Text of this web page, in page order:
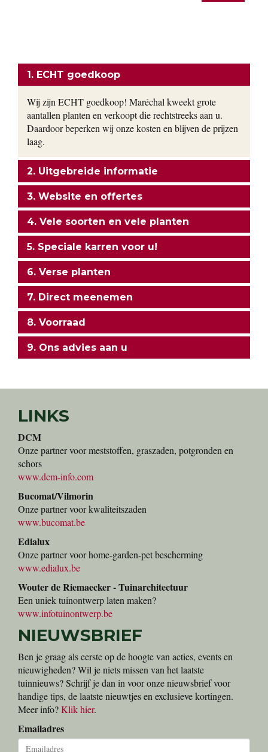
1. ECHT goedkoop
Wij zijn ECHT goedkoop! Maréchal kweekt grote
aantallen planten en verkoopt die rechtstreeks aan u.
Daardoor beperken wij onze kosten en blijven de prijzen
laag.
2. Uitgebreide informatie
3. Website en offertes
4. Vele soorten en vele planten
5. Speciale karren voor u!
6. Verse planten
7. Direct meenemen
8. Voorraad
9. Ons advies aan u
LINKS
DCM
Onze partner voor meststoffen, graszaden, potgronden en
schors
www.dcm-info.com
Bucomat/Vilmorin
Onze partner voor kwaliteitszaden
www.bucomat.be
Edialux
Onze partner voor home-garden-pet bescherming
www.edialux.be
Wouter de Riemaecker - Tuinarchitectuur
Een uniek tuinontwerp laten maken?
www.infotuinontwerp.be
NIEUWSBRIEF
Ben je graag als eerste op de hoogte van acties, events en
nieuwigheden? Wil je niets missen van het laatste
tuinnieuws? Schrijf je dan in voor onze nieuwsbrief voor
handige tips, de laatste nieuwtjes en exclusieve kortingen.
Meer info?Klik hier.
Emailadres